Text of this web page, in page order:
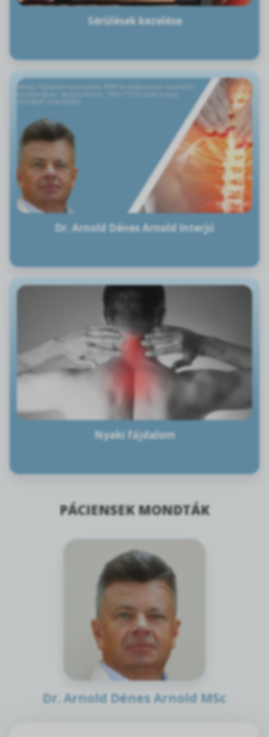
Sérülések kezelése
Dr. Arnold Dénes Arnold Interjú
Nyaki fájdalom
PÁCIENSEK MONDTÁK
Dr. Arnold Dénes Arnold MSc